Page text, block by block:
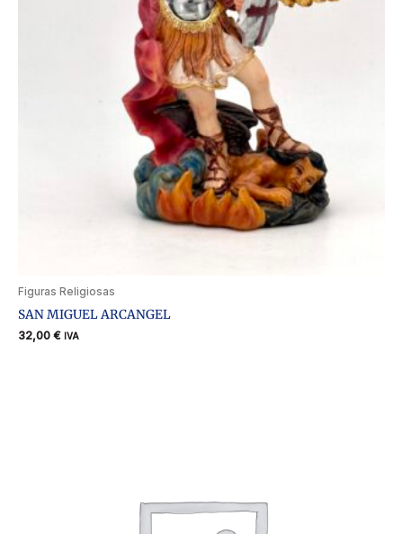
Figuras Religiosas
SAN MIGUEL ARCANGEL
32,00 € IVA